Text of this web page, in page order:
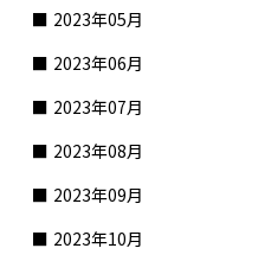
2023年05月
2023年06月
2023年07月
2023年08月
2023年09月
2023年10月